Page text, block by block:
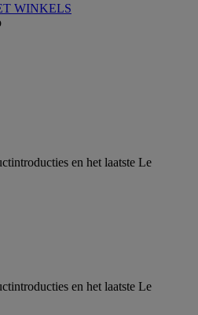
WINKELS
en het laatste Le
en het laatste Le